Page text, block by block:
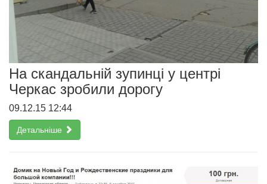
На скандальній зупинці у центрі
Черкас зробили дорогу
09.12.15 12:44
Детальніше